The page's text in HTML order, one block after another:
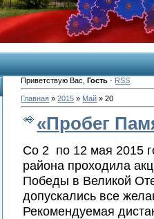
Приветствую Вас ,Гость · RSS
Главная »2015 » Май » 20
«Пробег
Со 2 по 12 мая 2015
района проходила
Победы в Великой
допускались все
Рекомендуемая